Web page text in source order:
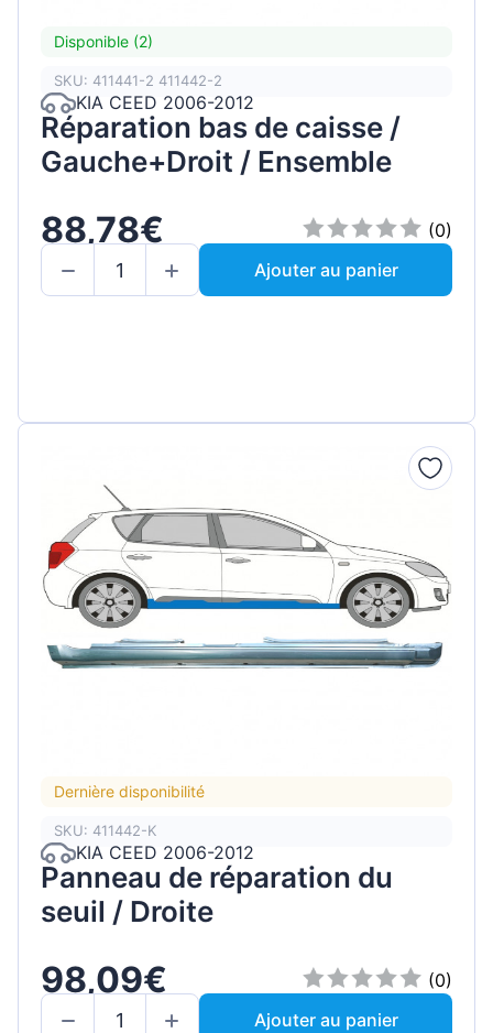
Disponible (2)
SKU: 411441-2 411442-2
KIA CEED 2006-2012
Réparation bas de caisse /
Gauche+Droit / Ensemble
88,78€
(0)
Ajouter au panier
Dernière disponibilité
SKU: 411442-K
KIA CEED 2006-2012
Panneau de réparation du
seuil / Droite
98,09€
(0)
Ajouter au panier